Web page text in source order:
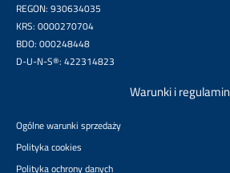
REGON: 930634035
KRS: 0000270704
BDO: 000248448
D-U-N-S®: 422314823
Warunki i regulamin
Ogólne warunki sprzedaży
Polityka cookies
Polityka ochrony danych